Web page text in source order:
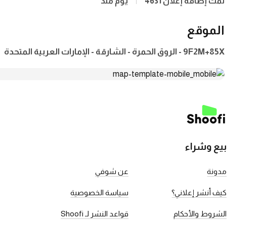
الموقع
9F2M+85X - الروق الحمرة - الشارقة - الإمارات العربية المتحدة
بيع وشراء
مدونة عن شوفي
كيف أنشر إعلاني؟ سياسة الخصوصية
الشروط والأحكام قواعد النشر لـ Shoofi